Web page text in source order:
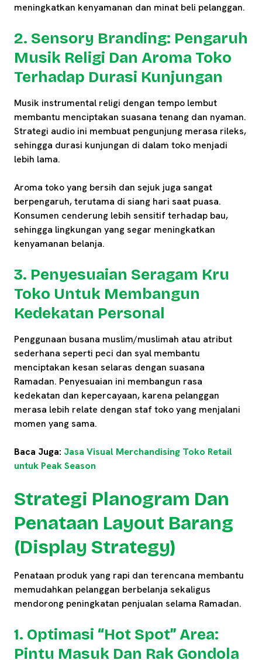
meningkatkan kenyamanan dan minat beli pelanggan.
2. Sensory Branding: Pengaruh
Musik Religi Dan Aroma Toko
Terhadap Durasi Kunjungan
Musik instrumental religi dengan tempo lembut
membantu menciptakan suasana tenang dan nyaman.
Strategi audio ini membuat pengunjung merasa rileks,
sehingga durasi kunjungan di dalam toko menjadi
lebih lama.
Aroma toko yang bersih dan sejuk juga sangat
berpengaruh, terutama di siang hari saat puasa.
Konsumen cenderung lebih sensitif terhadap bau,
sehingga lingkungan yang segar meningkatkan
kenyamanan belanja.
3. Penyesuaian Seragam Kru
Toko Untuk Membangun
Kedekatan Personal
Penggunaan busana muslim/muslimah atau atribut
sederhana seperti peci dan syal membantu
menciptakan kesan selaras dengan suasana
Ramadan. Penyesuaian ini membangun rasa
kedekatan dan kepercayaan, karena pelanggan
merasa lebih relate dengan staf toko yang menjalani
momen yang sama.
Baca Juga: Jasa Visual Merchandising Toko Retail
untuk Peak Season
Strategi Planogram Dan
Penataan Layout Barang
(Display Strategy)
Penataan produk yang rapi dan terencana membantu
memudahkan pelanggan berbelanja sekaligus
mendorong peningkatan penjualan selama Ramadan.
1. Optimasi “Hot Spot” Area:
Pintu Masuk Dan Rak Gondola